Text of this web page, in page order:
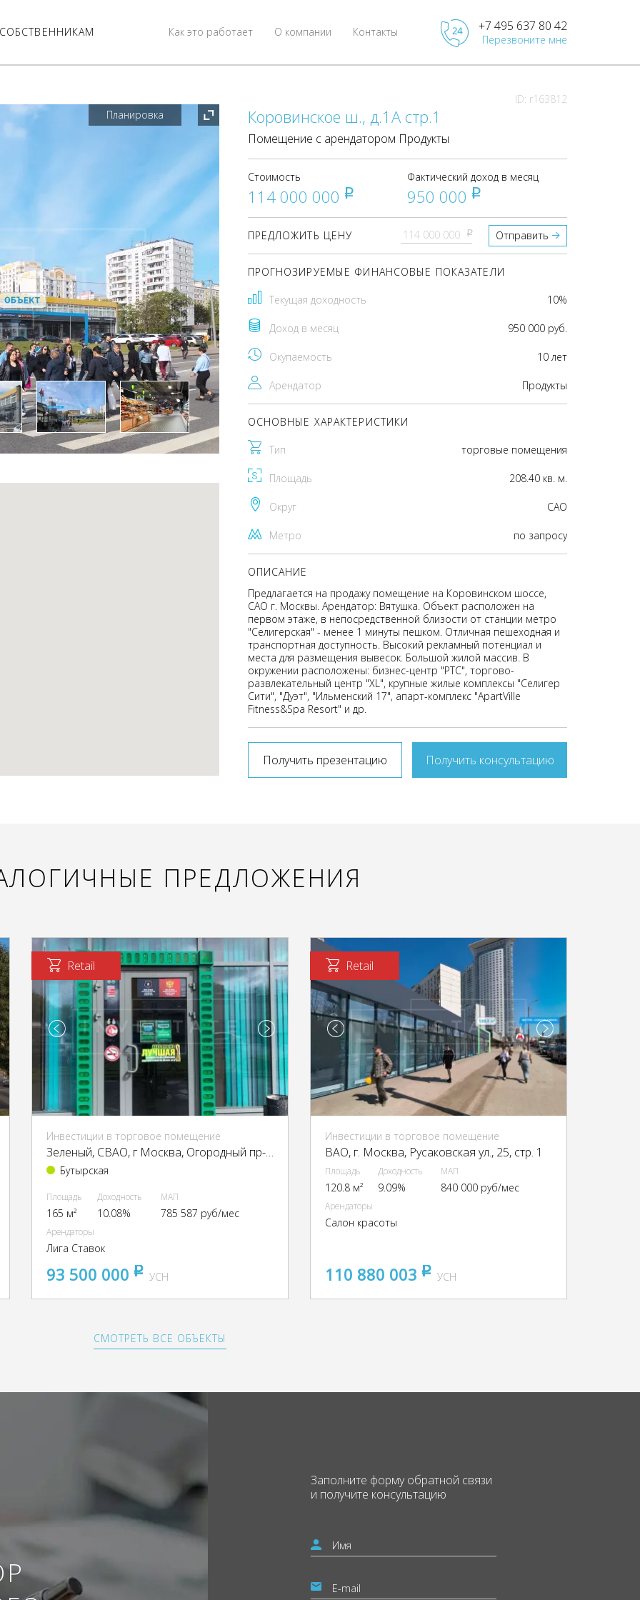
Контакты
О компании
Как это работает +7 495 637 80 42
Перезвоните мне
ID: r163812
Планировка
Коровинское ш., д.1А стр.1
Помещение с арендатором Продукты
Стоимость
114 000 000 pуб
Фактический доход в месяц
950 000 pуб
ПРЕДЛОЖИТЬ ЦЕНУ pуб Отправить
ПРОГНОЗИРУЕМЫЕ ФИНАНСОВЫЕ ПОКАЗАТЕЛИ
Текущая доходность 10%
Доход в месяц 950 000 руб.
Окупаемость 10 лет
Арендатор Продукты
ОСНОВНЫЕ ХАРАКТЕРИСТИКИ
Тип торговые помещения
Площадь 208.40 кв. м.
Округ CАО
Метро по запросу
ОПИСАНИЕ
Предлагается на продажу помещение на Коровинском шоссе,
САО г. Москвы. Арендатор: Вятушка. Объект расположен на
первом этаже, в непосредственной близости от станции метро
"Селигерская" - менее 1 минуты пешком. Отличная пешеходная и
транспортная доступность. Высокий рекламный потенциал и
места для размещения вывесок. Большой жилой массив. В
окружении расположены: бизнес-центр "РТС", торгово-
развлекательный центр "XL", крупные жилые комплексы "Селигер
Сити", "Дуэт", "Ильменский 17", апарт-комплекс "ApartVille
Fitness&Spa Resort" и др.
Получить презентацию Получить консультацию
ПРЕДЛОЖЕНИЯ
Retail
Инвестиции в торговое помещение
Зеленый, CВАО, г Москва, Огородный пр-д, 10
Бутырская
Площадь
165 м²
Доходность
10.08%
МАП
785 587 руб/мес
Арендаторы
Лига Ставок
93 500 000 pуб
УСН
Retail
Инвестиции в торговое помещение
ВАО, г. Москва, Русаковская ул., 25, стр. 1
Площадь
120.8 м²
Доходность
9.09%
МАП
840 000 руб/мес
Арендаторы
Салон красоты
110 880 003 pуб
УСН
СМОТРЕТЬ ВСЕ ОБЪЕКТЫ
Заполните формуобратной связи
и получите консультацию